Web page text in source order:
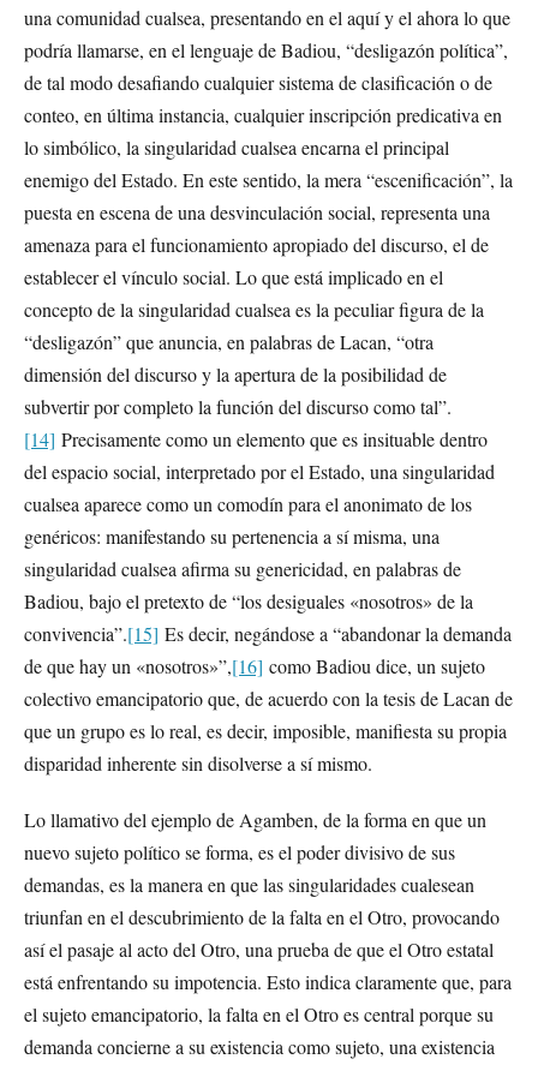
una comunidad cualsea, presentando en el aquí y el ahora lo que
podría llamarse, en el lenguaje de Badiou, “desligazón política”,
de tal modo desafiando cualquier sistema de clasificación o de
conteo, en última instancia, cualquier inscripción predicativa en
lo simbólico, la singularidad cualsea encarna el principal
enemigo del Estado. En este sentido, la mera “escenificación”, la
puesta en escena de una desvinculación social, representa una
amenaza para el funcionamiento apropiado del discurso, el de
establecer el vínculo social. Lo que está implicado en el
concepto de la singularidad cualsea es la peculiar figura de la
“desligazón” que anuncia, en palabras de Lacan, “otra
dimensión del discurso y la apertura de la posibilidad de
subvertir por completo la función del discurso como tal”.
[14] Precisamente como un elemento que es insituable dentro
del espacio social, interpretado por el Estado, una singularidad
cualsea aparece como un comodín para el anonimato de los
genéricos: manifestando su pertenencia a sí misma, una
singularidad cualsea afirma su genericidad, en palabras de
Badiou, bajo el pretexto de “los desiguales «nosotros» de la
convivencia”.[15] Es decir, negándose a “abandonar la demanda
de que hay un «nosotros»”,[16] como Badiou dice, un sujeto
colectivo emancipatorio que, de acuerdo con la tesis de Lacan de
que un grupo es lo real, es decir, imposible, manifiesta su propia
disparidad inherente sin disolverse a sí mismo.
Lo llamativo del ejemplo de Agamben, de la forma en que un
nuevo sujeto político se forma, es el poder divisivo de sus
demandas, es la manera en que las singularidades cualesean
triunfan en el descubrimiento de la falta en el Otro, provocando
así el pasaje al acto del Otro, una prueba de que el Otro estatal
está enfrentando su impotencia. Esto indica claramente que, para
el sujeto emancipatorio, la falta en el Otro es central porque su
demanda concierne a su existencia como sujeto, una existencia